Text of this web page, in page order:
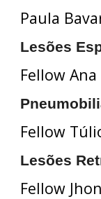
Paula
Lesões
Fellow Ana
Fellow
Lesões
Fellow